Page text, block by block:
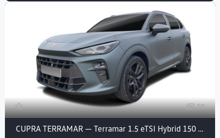
10
CUPRA TERRAMAR — Terramar 1.5 eTSI Hybrid 150 ch DSG7